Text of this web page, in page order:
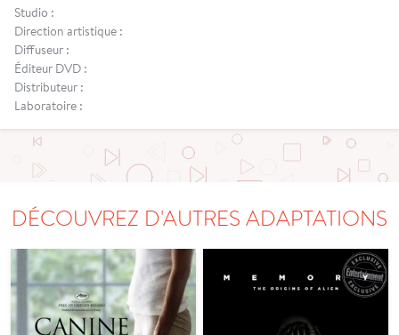
Studio :
Direction artistique :
Diffuseur :
Éditeur DVD :
Distributeur :
Laboratoire :
DÉCOUVREZ D'AUTRES ADAPTATIONS